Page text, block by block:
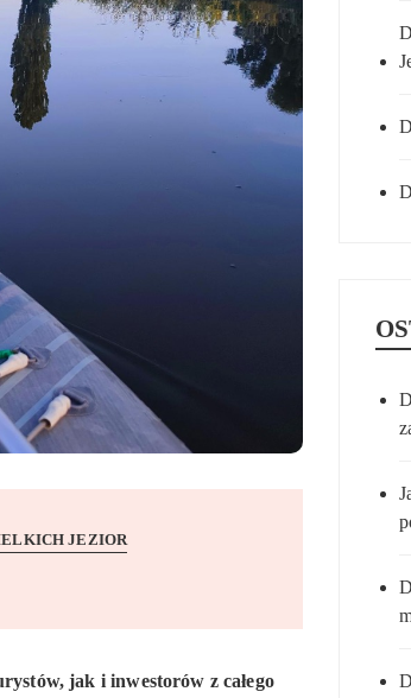
JEZIOR
jak i inwestorów z całego